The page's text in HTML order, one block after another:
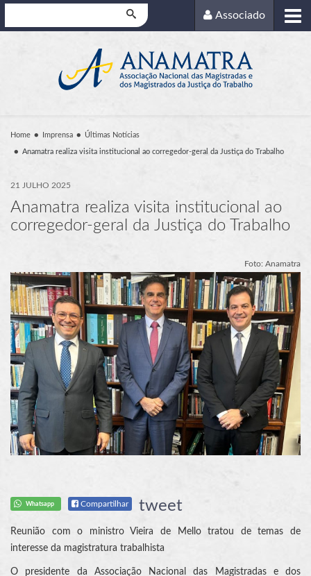
Associado
Home Imprensa Últimas Notícias
Anamatra realiza visita institucional ao corregedor-geral da Justiça do Trabalho
21 JULHO 2025
Anamatra realiza visita institucional ao
corregedor-geral da Justiça do Trabalho
Foto: Anamatra
Whatsapp Compartilhar tweet
Reunião com o ministro Vieira de Mello tratou de temas de
interesse da magistratura trabalhista
O presidente da Associação Nacional das Magistradas e dos